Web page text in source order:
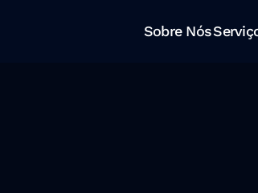
Sobre Nós